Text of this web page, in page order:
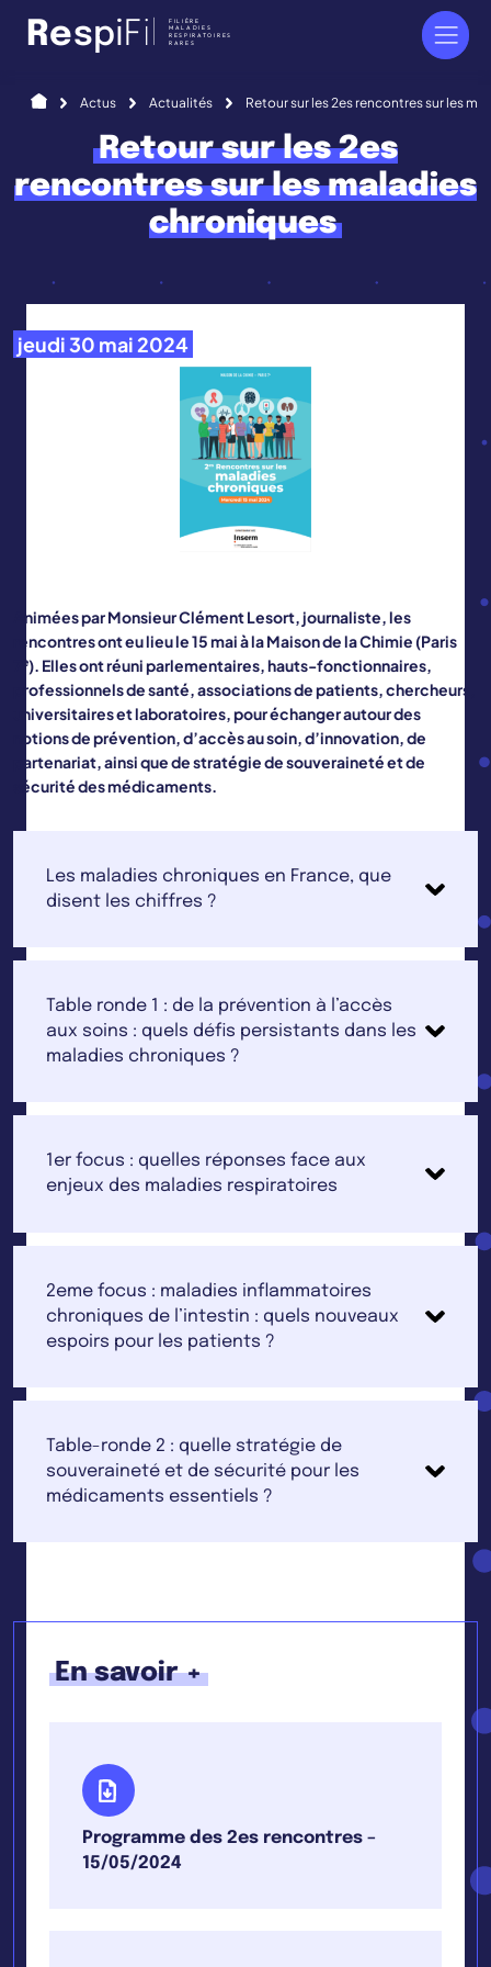
RespiFi FILIÈRE
MALADIES
RESPIRATOIRES
RARES
AccueilActus Actualités Retour sur les 2es rencontres sur les
Retour sur les 2es
rencontres sur les maladies
chroniques
jeudi 30 mai 2024
Animées par Monsieur Clément Lesort, journaliste, les
rencontres ont eu lieu le 15 mai à la Maison de la Chimie (Paris
e). Elles ont réuni parlementaires, hauts-fonctionnaires,
professionnels de santé, associations de patients, chercheurs,
universitaires et laboratoires, pour échanger autour des
notions de prévention, d’accès au soin, d’innovation, de
partenariat, ainsi que de stratégie de souveraineté et de
sécurité des médicaments.
Les maladies chroniques en France, que
disent les chiffres ?
Table ronde 1 : de la prévention à l’accès
aux soins : quels défis persistants dans les
maladies chroniques ?
1er focus : quelles réponses face aux
enjeux des maladies respiratoires
2eme focus : maladies inflammatoires
chroniques de l’intestin : quels nouveaux
espoirs pour les patients ?
Table-ronde 2 : quelle stratégie de
souveraineté et de sécurité pour les
médicaments essentiels ?
En savoir +
Programme des 2es rencontres –
15/05/2024